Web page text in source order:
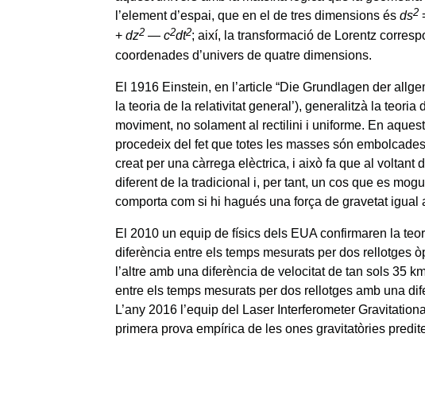
l’element d’espai, que en el de tres dimensions ésds2
+dz2 —c2dt2; així, la transformació de Lorentz
coordenades d’univers de quatre dimensions.
El 1916 Einstein, en l’article “Die Grundlagen der
la teoria de la relativitat general’), generalitzà la
moviment, no solament al rectilini i uniforme. En
procedeix del fet que totes les masses són
creat per una càrrega elèctrica, i això fa que al voltant
diferent de la tradicional i, per tant, un cos que es
comporta com si hi hagués una força de gravetat igual
El 2010 un equip de físics dels EUA confirmaren la
diferència entre els temps mesurats per dos rellotges
l’altre amb una diferència de velocitat de tan sols 35
entre els temps mesurats per dos rellotges amb una
L’any 2016 l’equip del Laser Interferometer
primera prova empírica de les ones gravitatòries